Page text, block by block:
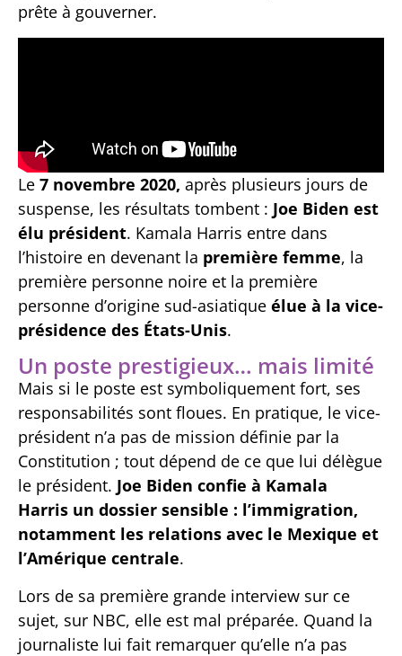
prête à gouverner.
Le 7 novembre 2020, après plusieurs jours de
suspense, les résultats tombent : Joe Biden est
élu président. Kamala Harris entre dans
l’histoire en devenant la première femme, la
première personne noire et la première
personne d’origine sud-asiatique élue à la vice-
présidence des États-Unis.
Un poste prestigieux… mais limité
Mais si le poste est symboliquement fort, ses
responsabilités sont floues. En pratique, le vice-
président n’a pas de mission définie par la
Constitution ; tout dépend de ce que lui délègue
le président. Joe Biden confie à Kamala
Harris un dossier sensible : l’immigration,
notamment les relations avec le Mexique et
l’Amérique centrale.
Lors de sa première grande interview sur ce
sujet, sur NBC, elle est mal préparée. Quand la
journaliste lui fait remarquer qu’elle n’a pas